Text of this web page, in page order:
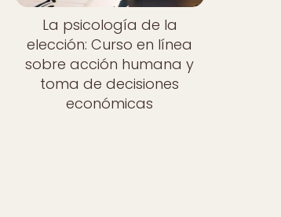
La psicología de la
elección: Curso en línea
sobre acción humana y
toma de decisiones
económicas